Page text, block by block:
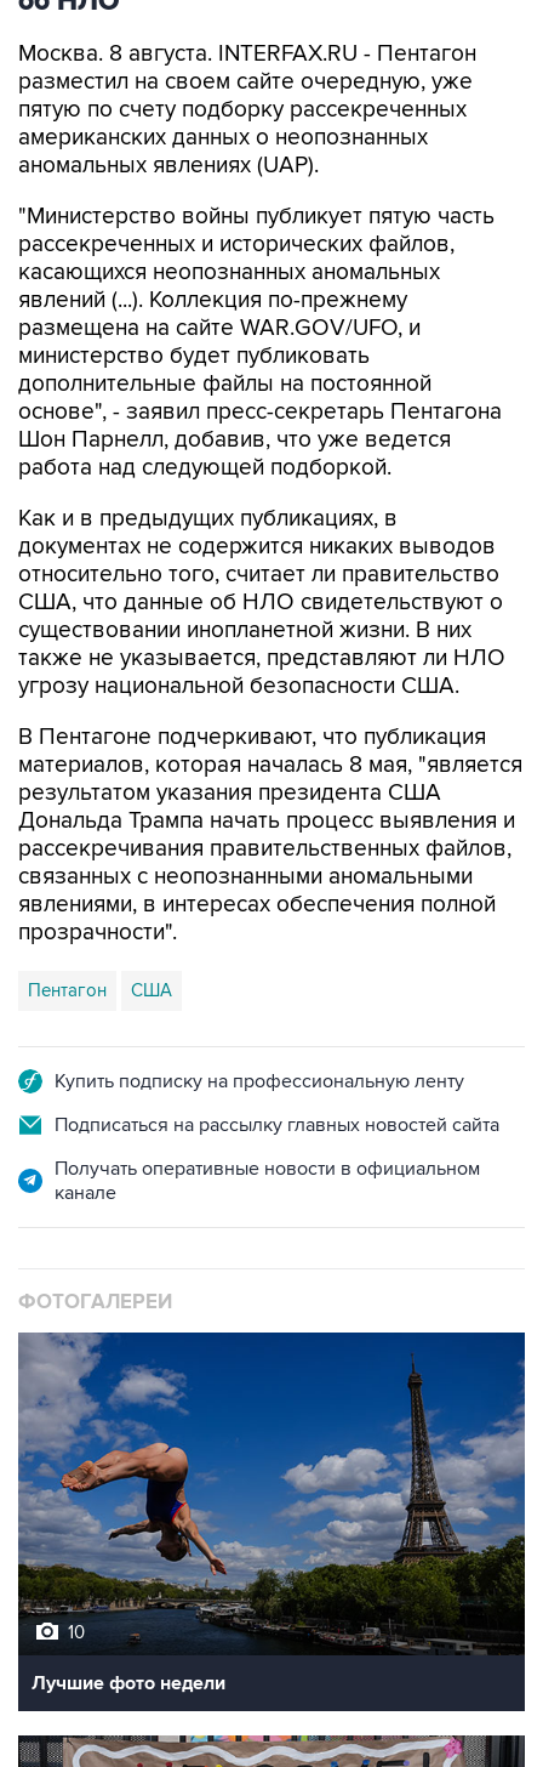
пятую по счету подборку рассекреченных
американских данных о неопознанных
аномальных явлениях (UAP).
"Министерство войны публикует пятую часть
касающихся неопознанных аномальных
явлений (...). Коллекция по-прежнему
размещена на сайте WAR.GOV/UFO, и
министерство будет публиковать
дополнительные файлы на постоянной
основе", - заявил пресс-секретарь Пентагона
Шон Парнелл, добавив, что уже ведется
работа над следующей подборкой.
Как и в предыдущих публикациях, в
относительно того, считает ли правительство
США, что данные об НЛО свидетельствуют о
существовании инопланетной жизни. В них
также не указывается, представляют ли НЛО
угрозу национальной безопасности США.
В Пентагоне подчеркивают, что публикация
результатом указания президента США
Дональда Трампа начать процесс выявления и
рассекречивания правительственных файлов,
связанных с неопознанными аномальными
явлениями, в интересах обеспечения полной
прозрачности".
Пентагон США
Подписаться на рассылку главных новостей сайта
Получать оперативные новости в официальном
10
Лучшие фото недели